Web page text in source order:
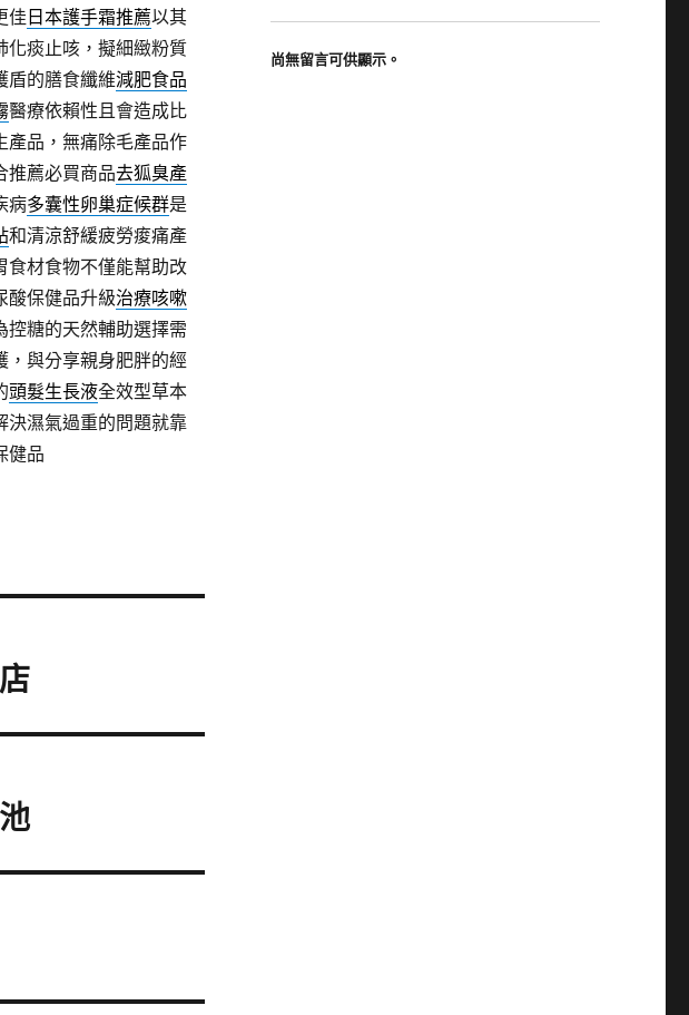
佳 日本護手霜推薦以其
化痰止咳，擬細緻粉質
盾的膳食纖維減肥食品
醫療依賴性且會造成比
產品，無痛除毛產品作
推薦必買商品去狐臭產
病多囊性卵巢症候群是
和清涼舒緩疲勞痠痛產
食材食物不僅能幫助改
酸保健品升級治療咳嗽
控糖的天然輔助選擇需
，與分享親身肥胖的經
頭髮生長液全效型草本
決濕氣過重的問題就靠
健品
尚無留言可供顯示。